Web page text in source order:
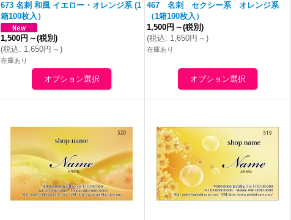
673 名刺 和風 イエロー・オレンジ系 (1
箱100枚入）
1,500円 ～(税別)
(税込: 1,650円 ～)
在庫あり
467 名刺 セクシー系オレンジ系
（1箱100枚入）
1,500円 ～(税別)
(税込: 1,650円 ～)
在庫あり